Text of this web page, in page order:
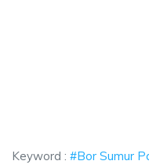
Keyword : #Bor Sumur